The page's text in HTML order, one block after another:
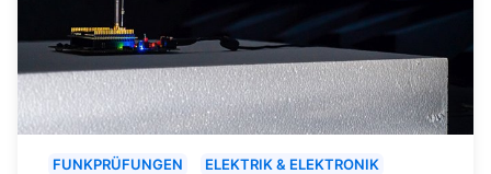
FUNKPRÜFUNGEN
ELEKTRIK & ELEKTRONIK